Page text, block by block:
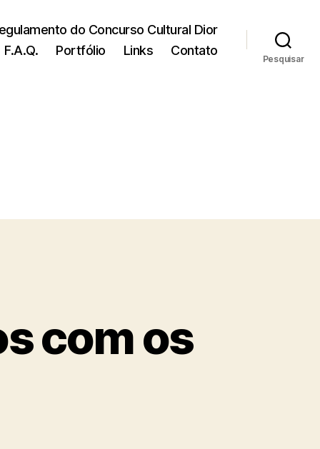
do Concurso Cultural Dior
F.A.Q.
Portfólio Links Contato
Pesquisar
com os